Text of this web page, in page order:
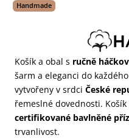
Handmade
Košík a obal s ručně
šarm a eleganci do
vytvořeny v srdci České
řemeslné dovednosti.
certifikované bavlněné
trvanlivost.